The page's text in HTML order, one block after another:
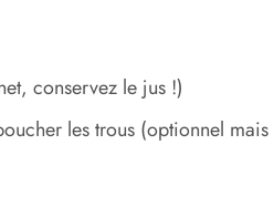
conservez le jus !)
les trous (optionnel